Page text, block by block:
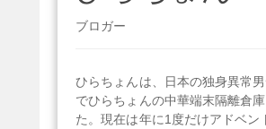
ブロガー
ひらちょんは、日本の独身異常
でひらちょんの中華端末隔離倉
た。現在は年に1度だけアドベン